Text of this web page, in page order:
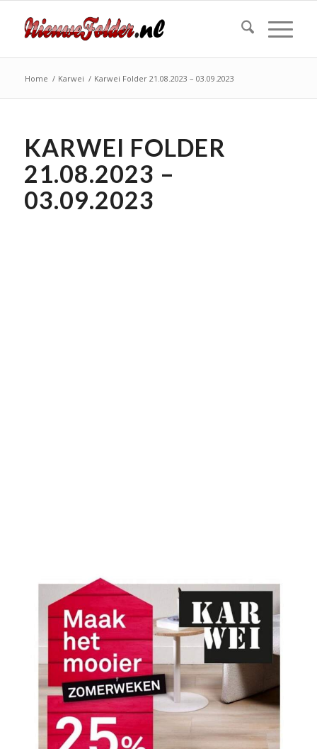
Home / Karwei / Karwei Folder 21.08.2023 – 03.09.2023
KARWEI FOLDER
21.08.2023 –
03.09.2023